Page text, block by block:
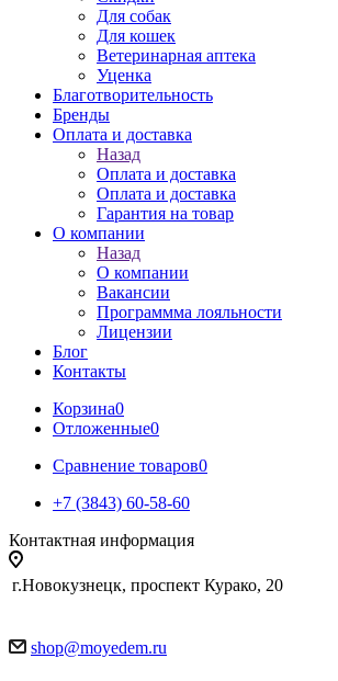
Для собак
Для кошек
Ветеринарная аптека
Уценка
Благотворительность
Бренды
Оплата и доставка
Назад
Оплата и доставка
Оплата и доставка
Гарантия на товар
О компании
Назад
О компании
Вакансии
Программма лояльности
Лицензии
Блог
Контакты
Корзина0
Отложенные0
Сравнение товаров0
+7 (3843) 60-58-60
Контактная информация
г.Новокузнецк, проспект Курако, 20
shop@moyedem.ru